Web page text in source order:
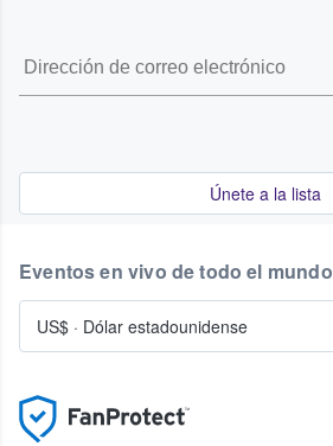
Únete a la lista
Eventos en vivo de todo el mundo
US$ · Dólar estadounidense